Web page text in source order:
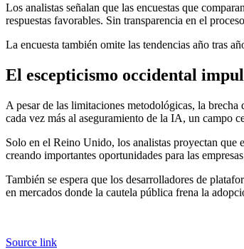
Los analistas señalan que las encuestas que
respuestas favorables. Sin transparencia en el
La encuesta también omite las tendencias año tras
El escepticismo occidental
A pesar de las limitaciones metodológicas, la
cada vez más al aseguramiento de la IA, un campo
Solo en el Reino Unido, los analistas proyectan que
creando importantes oportunidades para las
También se espera que los desarrolladores de
en mercados donde la cautela pública frena la
Source link